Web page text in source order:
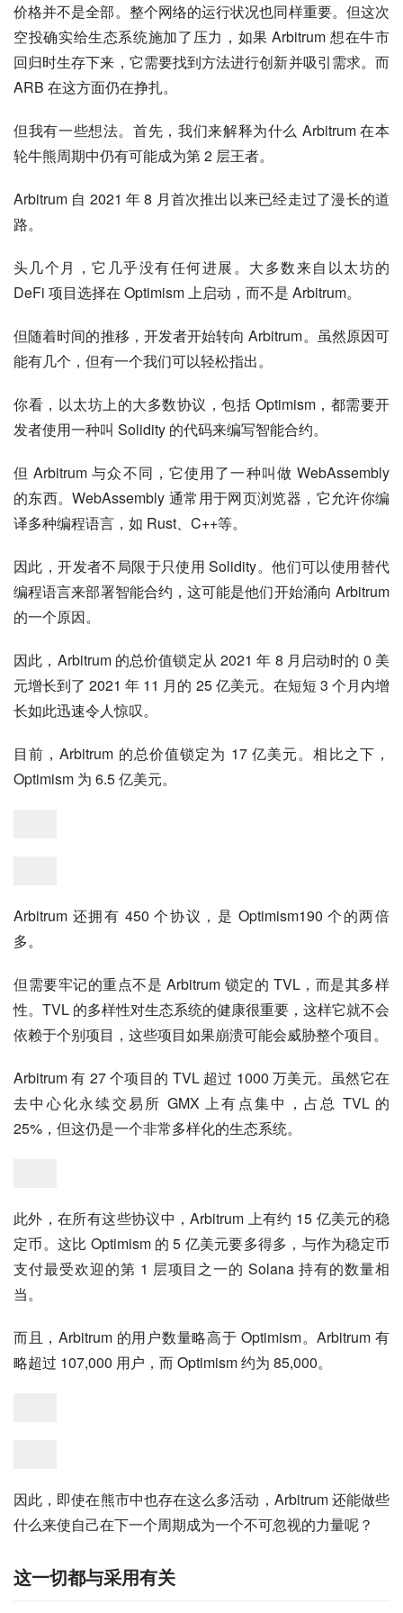
价格并不是全部。整个网络的运行状况也同样重要。但这次
空投确实给生态系统施加了压力，如果 Arbitrum 想在牛市
回归时生存下来，它需要找到方法进行创新并吸引需求。而
ARB 在这方面仍在挣扎。
但我有一些想法。首先，我们来解释为什么 Arbitrum 在本
轮牛熊周期中仍有可能成为第 2 层王者。
Arbitrum 自 2021 年 8 月首次推出以来已经走过了漫长的道
路。
头几个月，它几乎没有任何进展。大多数来自以太坊的
DeFi 项目选择在 Optimism 上启动，而不是 Arbitrum。
但随着时间的推移，开发者开始转向 Arbitrum。虽然原因可
能有几个，但有一个我们可以轻松指出。
你看，以太坊上的大多数协议，包括 Optimism，都需要开
发者使用一种叫 Solidity 的代码来编写智能合约。
但 Arbitrum 与众不同，它使用了一种叫做 WebAssembly
的东西。WebAssembly 通常用于网页浏览器，它允许你编
译多种编程语言，如 Rust、C++等。
因此，开发者不局限于只使用 Solidity。他们可以使用替代
编程语言来部署智能合约，这可能是他们开始涌向 Arbitrum
的一个原因。
因此，Arbitrum 的总价值锁定从 2021 年 8 月启动时的 0 美
元增长到了 2021 年 11 月的 25 亿美元。在短短 3 个月内增
长如此迅速令人惊叹。
目前，Arbitrum 的总价值锁定为 17 亿美元。相比之下，
Optimism 为 6.5 亿美元。
Arbitrum 还拥有 450 个协议，是 Optimism190 个的两倍
多。
但需要牢记的重点不是 Arbitrum 锁定的 TVL，而是其多样
性。TVL 的多样性对生态系统的健康很重要，这样它就不会
依赖于个别项目，这些项目如果崩溃可能会威胁整个项目。
Arbitrum 有 27 个项目的 TVL 超过 1000 万美元。虽然它在
去中心化永续交易所 GMX 上有点集中，占总 TVL 的
25%，但这仍是一个非常多样化的生态系统。
此外，在所有这些协议中，Arbitrum 上有约 15 亿美元的稳
定币。这比 Optimism 的 5 亿美元要多得多，与作为稳定币
支付最受欢迎的第 1 层项目之一的 Solana 持有的数量相
当。
而且，Arbitrum 的用户数量略高于 Optimism。Arbitrum 有
略超过 107,000 用户，而 Optimism 约为 85,000。
因此，即使在熊市中也存在这么多活动，Arbitrum 还能做些
什么来使自己在下一个周期成为一个不可忽视的力量呢？
这一切都与采用有关